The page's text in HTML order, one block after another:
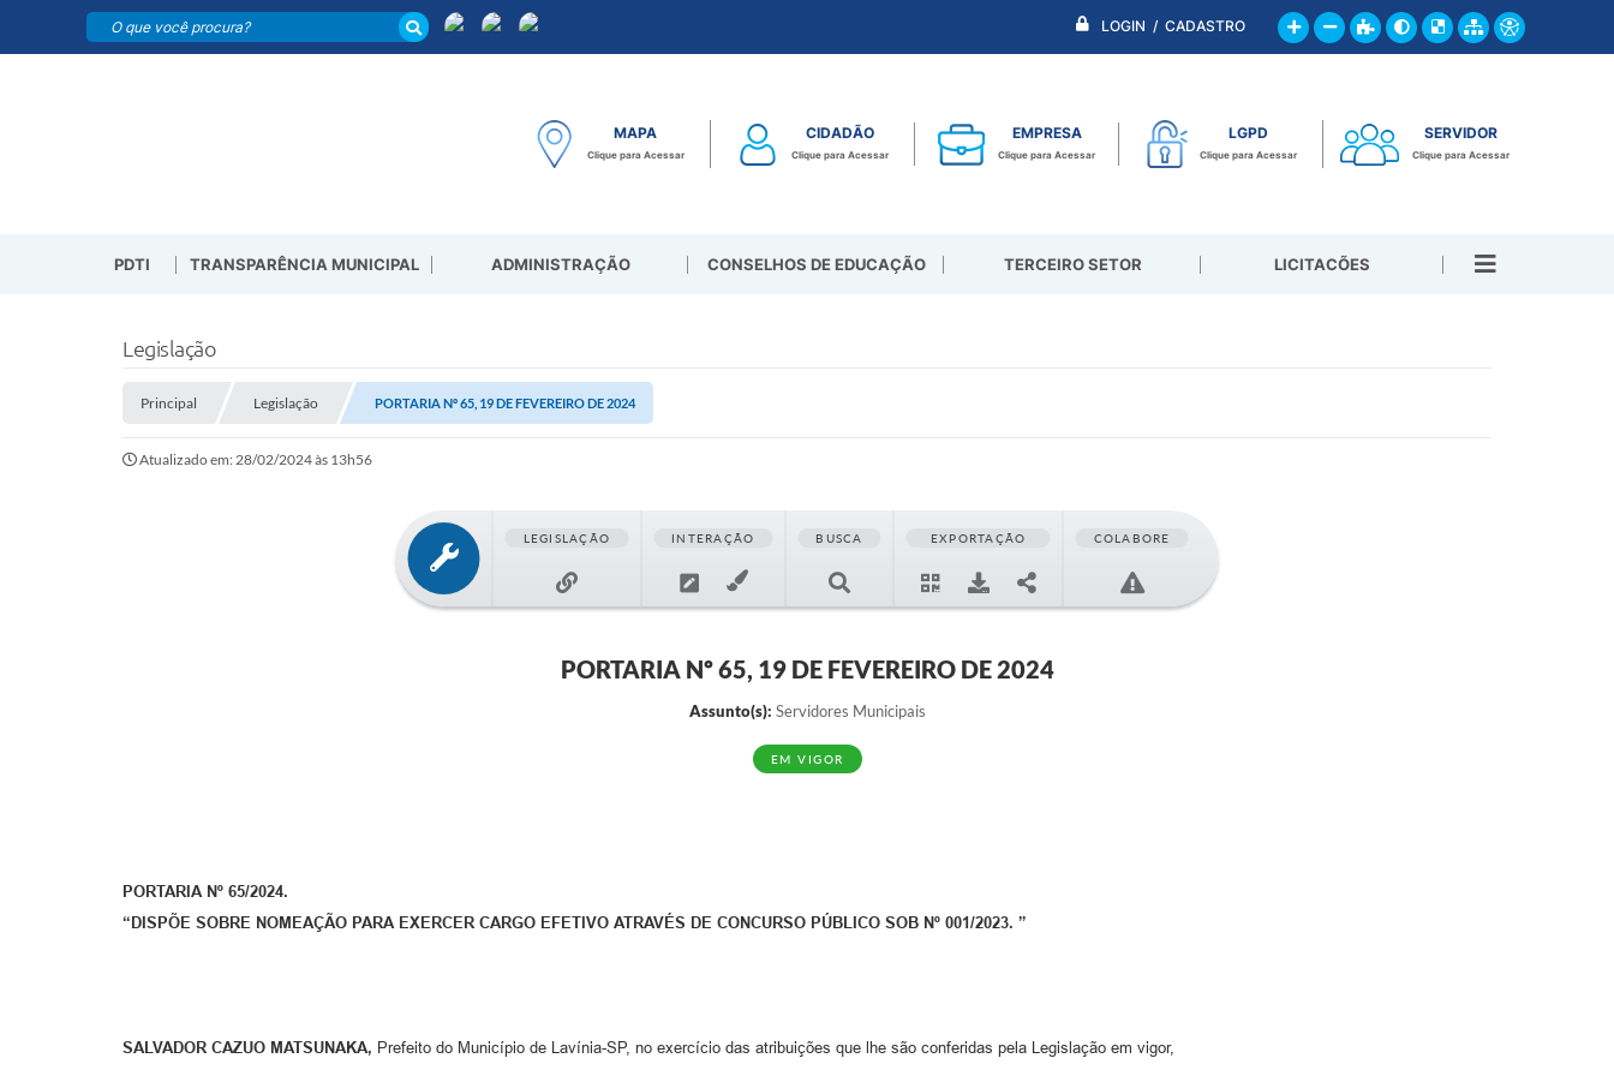
LOGIN / CADASTRO
MAPA
Clique para Acessar
CIDADÃO
Clique para Acessar
EMPRESA
Clique para Acessar
LGPD
Clique para Acessar
SERVIDOR
Clique para Acessar
PDTI TRANSPARÊNCIA MUNICIPAL ADMINISTRAÇÃO CONSELHOS DE EDUCAÇÃO TERCEIRO SETOR LICITACÕES
Legislação
Principal Legislação PORTARIA Nº 65, 19 DE FEVEREIRO DE 2024
Atualizado em: 28/02/2024 às 13h56
LEGISLAÇÃO INTERAÇÃO BUSCA EXPORTAÇÃO COLABORE
PORTARIA Nº 65, 19 DE FEVEREIRO DE 2024
Assunto(s): Servidores Municipais
EM VIGOR
PORTARIA Nº 65/2024.
“DISPÕE SOBRE NOMEAÇÃO PARA EXERCER CARGO EFETIVO ATRAVÉS DE CONCURSO PÚBLICO SOB Nº 001/2023. ”
SALVADOR CAZUO MATSUNAKA, Prefeito do Município de Lavínia-SP, no exercício das atribuições que lhe são conferidas pela Legislação em vigor,